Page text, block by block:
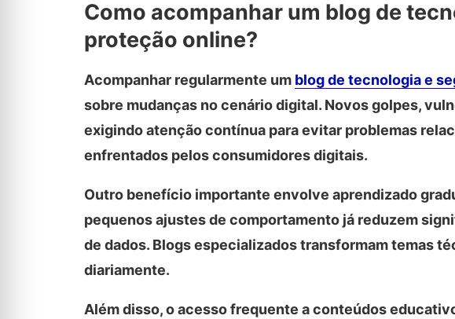
Como acompanhar um blog de
proteção online?
Acompanhar regularmente um blog de tecnologia e
sobre mudanças no cenário digital. Novos golpes,
exigindo atenção contínua para evitar problemas
enfrentados pelos consumidores digitais.
Outro benefício importante envolve aprendizado
pequenos ajustes de comportamento já reduzem
de dados. Blogs especializados transformam temas
diariamente.
Além disso, o acesso frequente a conteúdos